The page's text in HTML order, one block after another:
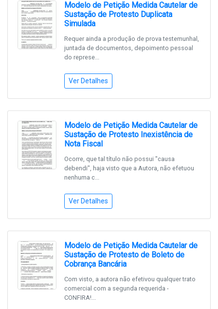
Modelo de Petição Medida Cautelar de
Sustação de Protesto Duplicata
Simulada
Requer ainda a produção de prova testemunhal,
juntada de documentos, depoimento pessoal
do represe...
Ver Detalhes
Modelo de Petição Medida Cautelar de
Sustação de Protesto Inexistência de
Nota Fiscal
Ocorre, que tal título não possui "causa
debendi", haja visto que a Autora, não efetuou
nenhuma c...
Ver Detalhes
Modelo de Petição Medida Cautelar de
Sustação de Protesto de Boleto de
Cobrança Bancária
Com visto, a autora não efetivou qualquer trato
comercial com a segunda requerida -
CONFIRA!...